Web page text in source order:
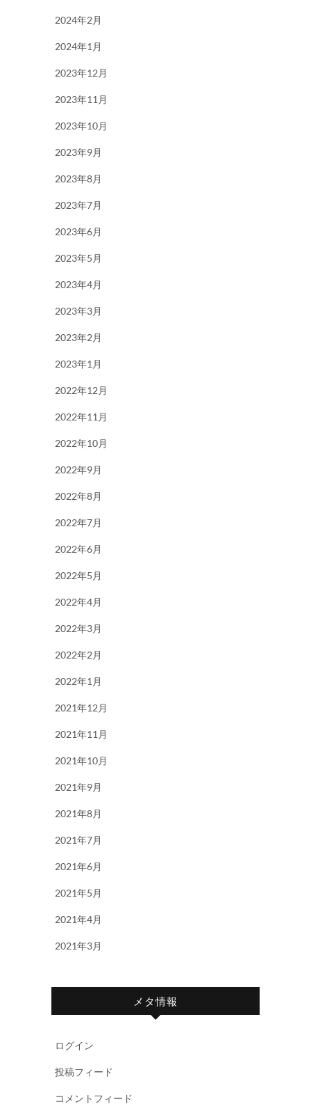
2024年2月
2024年1月
2023年12月
2023年11月
2023年10月
2023年9月
2023年8月
2023年7月
2023年6月
2023年5月
2023年4月
2023年3月
2023年2月
2023年1月
2022年12月
2022年11月
2022年10月
2022年9月
2022年8月
2022年7月
2022年6月
2022年5月
2022年4月
2022年3月
2022年2月
2022年1月
2021年12月
2021年11月
2021年10月
2021年9月
2021年8月
2021年7月
2021年6月
2021年5月
2021年4月
2021年3月
メタ情報
ログイン
投稿フィード
コメントフィード